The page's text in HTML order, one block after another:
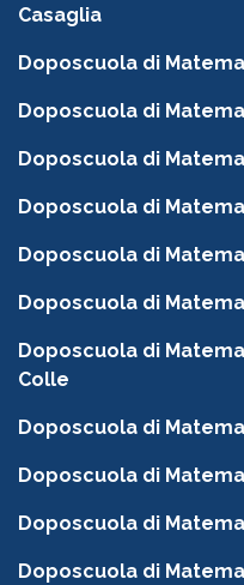
Casaglia
Doposcuola di
Doposcuola di
Doposcuola di
Doposcuola di
Doposcuola di
Doposcuola di
Doposcuola di
Colle
Doposcuola di
Doposcuola di
Doposcuola di
Doposcuola di